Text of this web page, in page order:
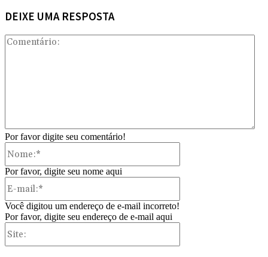
DEIXE UMA RESPOSTA
Por favor digite seu comentário!
Por favor, digite seu nome aqui
Você digitou um endereço de e-mail incorreto!
Por favor, digite seu endereço de e-mail aqui